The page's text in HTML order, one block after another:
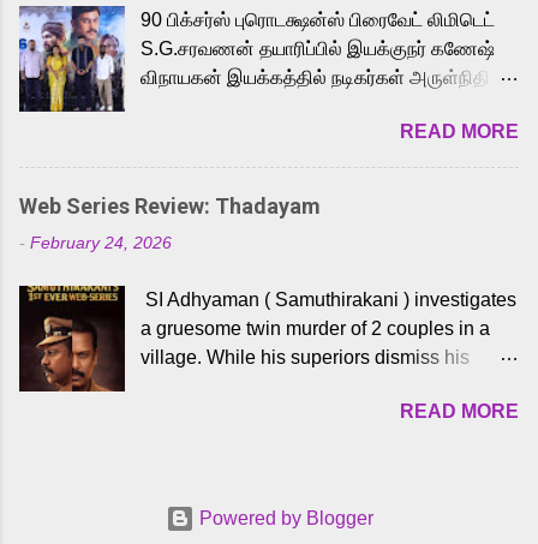
to the iconic superhero He-Man. Known for
memorable songs like “Behene De” from
Raavan, “Oru Maalai” from Ghajini, and
loved for his versatile voice and strong
command over multiple languages, making
him a strong fit for the legendary character.
cinema, voices the menacing Skeletor
across the Tamil, Malayalam, and Telugu
versions. Joining them is Action King Arjun...
90 பிக்சர்ஸ் புரொடக்ஷன்ஸ் பிரைவேட் லிமிடெட்
S.G.சரவணன் தயாரிப்பில் இயக்குநர் கணேஷ்
விநாயகன் இயக்கத்தில் நடிகர்கள் அருள்நிதி -
முக்கிய வேடத்தில் இணைந்து நடித்திருக்கும்
'அருள்வான்' திரைப்படத்தினை
பத்திரிக்கையாளர் சந்திப்பு சென்னையில்
நடைபெற்றது. இயக்குநர் கணேஷ் விநாயகன்
இயக்கத்தில் உருவாகியுள்ள 'அருள்வான்'
வெங்கட், ரம்யா பாண்டியன், வி டி வி கணேஷ் ,
ஜான் விஜய், பேபி கிருத்திகா, 'பருத்திவீரன்'
சரவணன், ஹரிஷ் உத்தமன் உள்ளிட்ட பலர்
செய்திருக்கும் இந்த திரைப்படத்திற்கு ஜீ. வி.
கவனிக்க.. லாரன்ஸ் கிஷோர் படத் தொகுப்பு
READ MORE
Web Series Review: Thadayam
- February 24, 2026
SI Adhyaman ( Samuthirakani ) investigates
a gruesome twin murder of 2 couples in a
village. While his superiors dismiss his
Sshivada ) believes in him and makes him
hamlet in a border town in Andhra Pradesh.
READ MORE
Powered by Blogger